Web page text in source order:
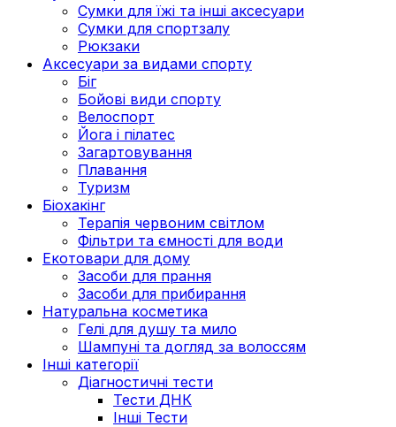
Сумки для їжі та інші аксесуари
Сумки для спортзалу
Рюкзаки
Аксесуари за видами спорту
Біг
Бойові види спорту
Велоспорт
Йога і пілатес
Загартовування
Плавання
Туризм
Біохакінг
Терапія червоним світлом
Фільтри та ємності для води
Екотовари для дому
Засоби для прання
Засоби для прибирання
Натуральна косметика
Гелі для душу та мило
Шампуні та догляд за волоссям
Інші категорії
Діагностичні тести
Тести ДНК
Інші Тести